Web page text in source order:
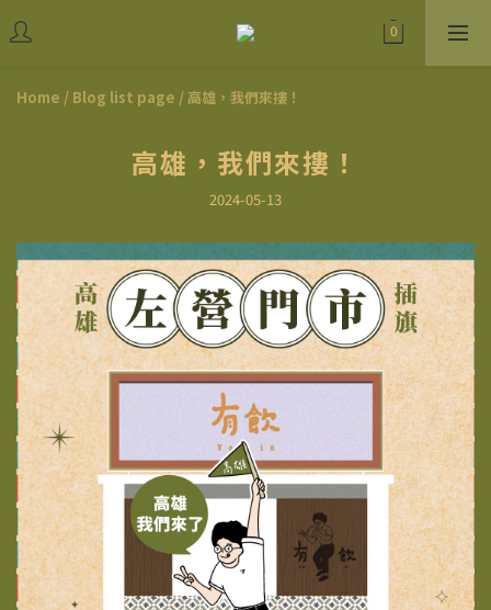
Home / Blog list page /高雄，我們來摟！
高雄，我們來摟！
2024-05-13